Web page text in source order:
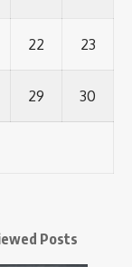
22 23
29 30
Posts